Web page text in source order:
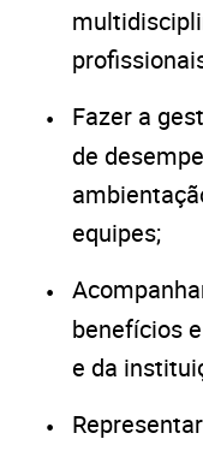
Fazer a
de
equipes;
benefícios
e da